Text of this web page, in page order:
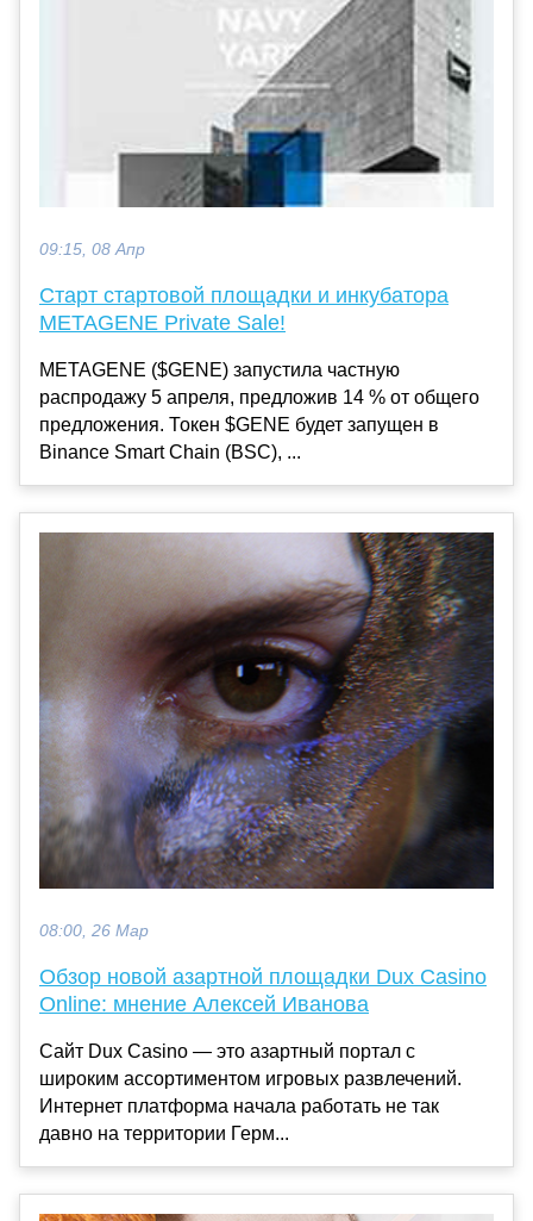
09:15, 08 Апр
Старт стартовой площадки и инкубатора
METAGENE Private Sale!
METAGENE ($GENE) запустила частную
распродажу 5 апреля, предложив 14 % от общего
предложения. Токен $GENE будет запущен в
Binance Smart Chain (BSC), ...
08:00, 26 Мар
Обзор новой азартной площадки Dux Casino
Online: мнение Алексей Иванова
Сайт Dux Casino — это азартный портал с
широким ассортиментом игровых развлечений.
Интернет платформа начала работать не так
давно на территории Герм...